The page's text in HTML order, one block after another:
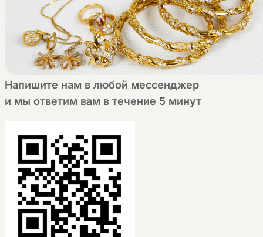
Напишите нам в любой мессенджер
и мы ответим вам в течение 5 минут